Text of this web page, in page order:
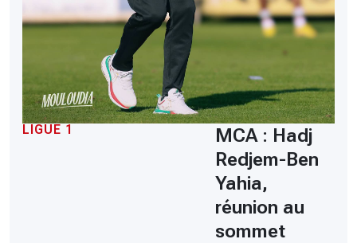
LIGUE 1
MCA : Hadj
Redjem-Ben
Yahia,
réunion au
sommet